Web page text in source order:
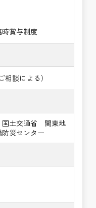
賞与制度
談による）
国土交通省 関東地
災センター